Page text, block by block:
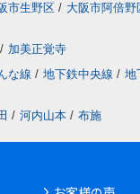
市生野区 / 大阪市阿倍野
/ 加美正覚寺
な線 / 地下鉄中央線 / 地
/ 河内山本 / 布施